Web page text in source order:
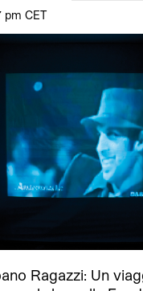
pm CET
Ragazzi: Un